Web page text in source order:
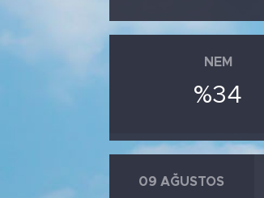
NEM
%34
09 AĞUSTOS